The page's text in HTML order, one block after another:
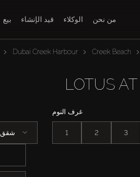
بيع قيد الإنشاء الوكلاء من نحن
Dubai Creek Harbour Creek Beach
شقق
غرف النوم
1 2 3